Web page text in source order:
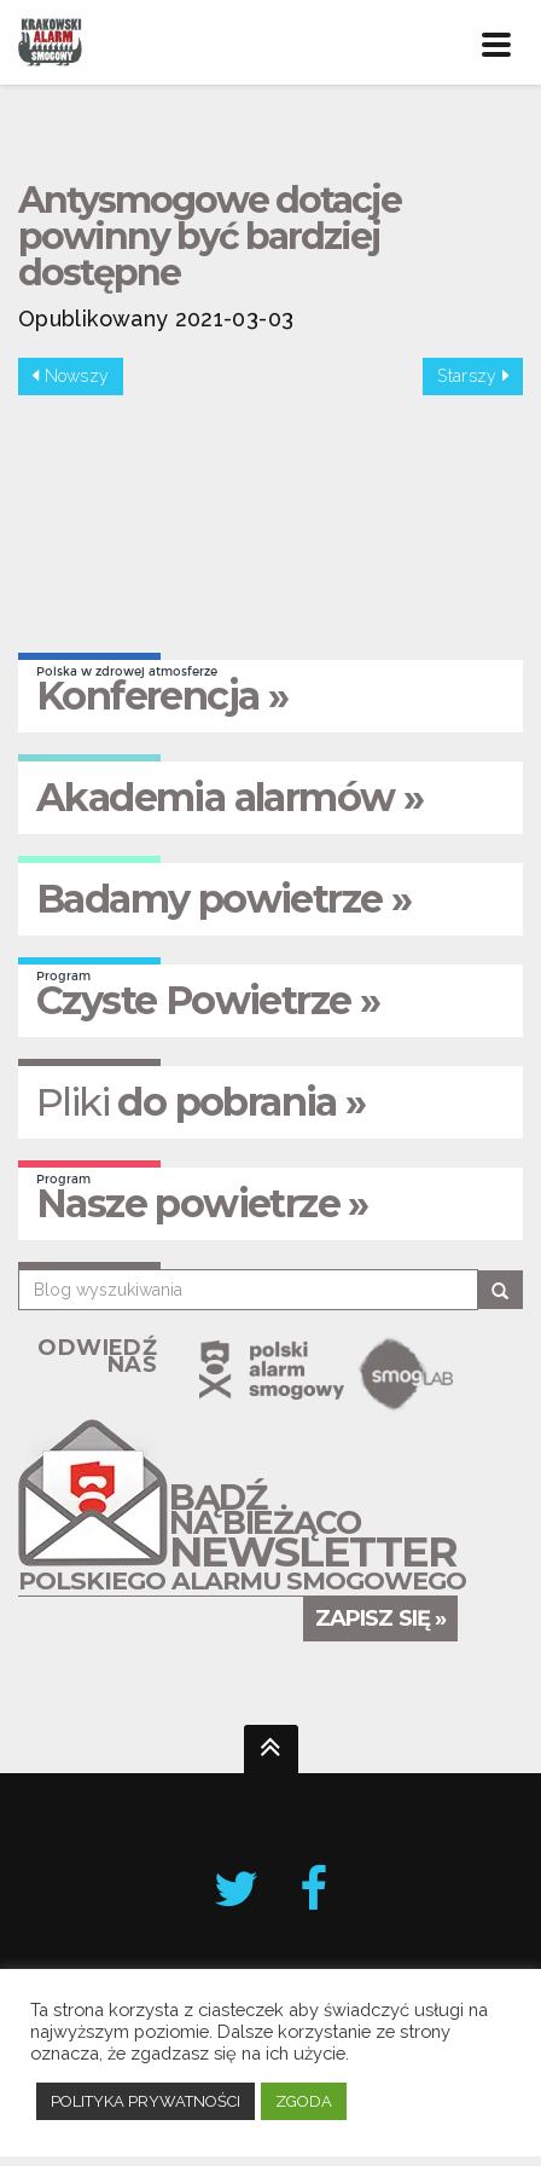
Antysmogowe dotacje
powinny być bardziej
dostępne
Opublikowany 2021-03-03
Nowszy Starszy
Polska w zdrowej atmosferze
Konferencja »
Akademia alarmów »
Badamy powietrze »
Program
Czyste Powietrze »
Pliki do pobrania »
Program
Nasze powietrze »
ODWIEDŹ
NAS
BĄDŹ
NA BIEŻĄCO
NEWSLETTER
POLSKIEGO ALARMU SMOGOWEGO
ZAPISZ SIĘ »
Krakowski Alarm Smogowy
Copyright © 2019 All Rights Reserved.
Polityka prywatności
Ta strona korzysta z ciasteczek aby świadczyć usługi na
najwyższym poziomie. Dalsze korzystanie ze strony
oznacza, że zgadzasz się na ich użycie.
POLITYKA PRYWATNOŚCI ZGODA